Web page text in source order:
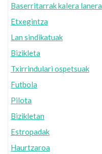
Baserritarrak kalera lanera
Etxegintza
Lan sindikatuak
Bizikleta
Txirrindulari ospetsuak
Futbola
Pilota
Bizikletan
Estropadak
Haurtzaroa